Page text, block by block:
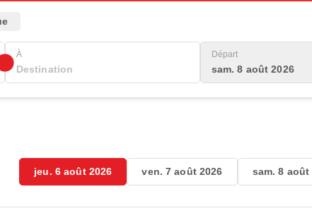
À Départ
sam. 8 août 2026
jeu. 6 août 2026 ven. 7 août 2026 sam. 8 août